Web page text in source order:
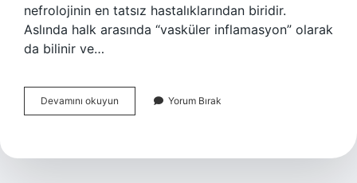
nefrolojinin en tatsız hastalıklarından biridir.
Aslında halk arasında “vasküler inflamasyon” olarak
da bilinir ve…
Devamını okuyun
Nereyi
Yorum Bırak